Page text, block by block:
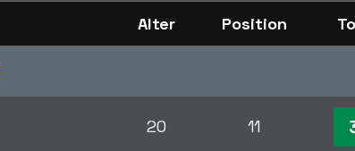
Alter Position
20 11